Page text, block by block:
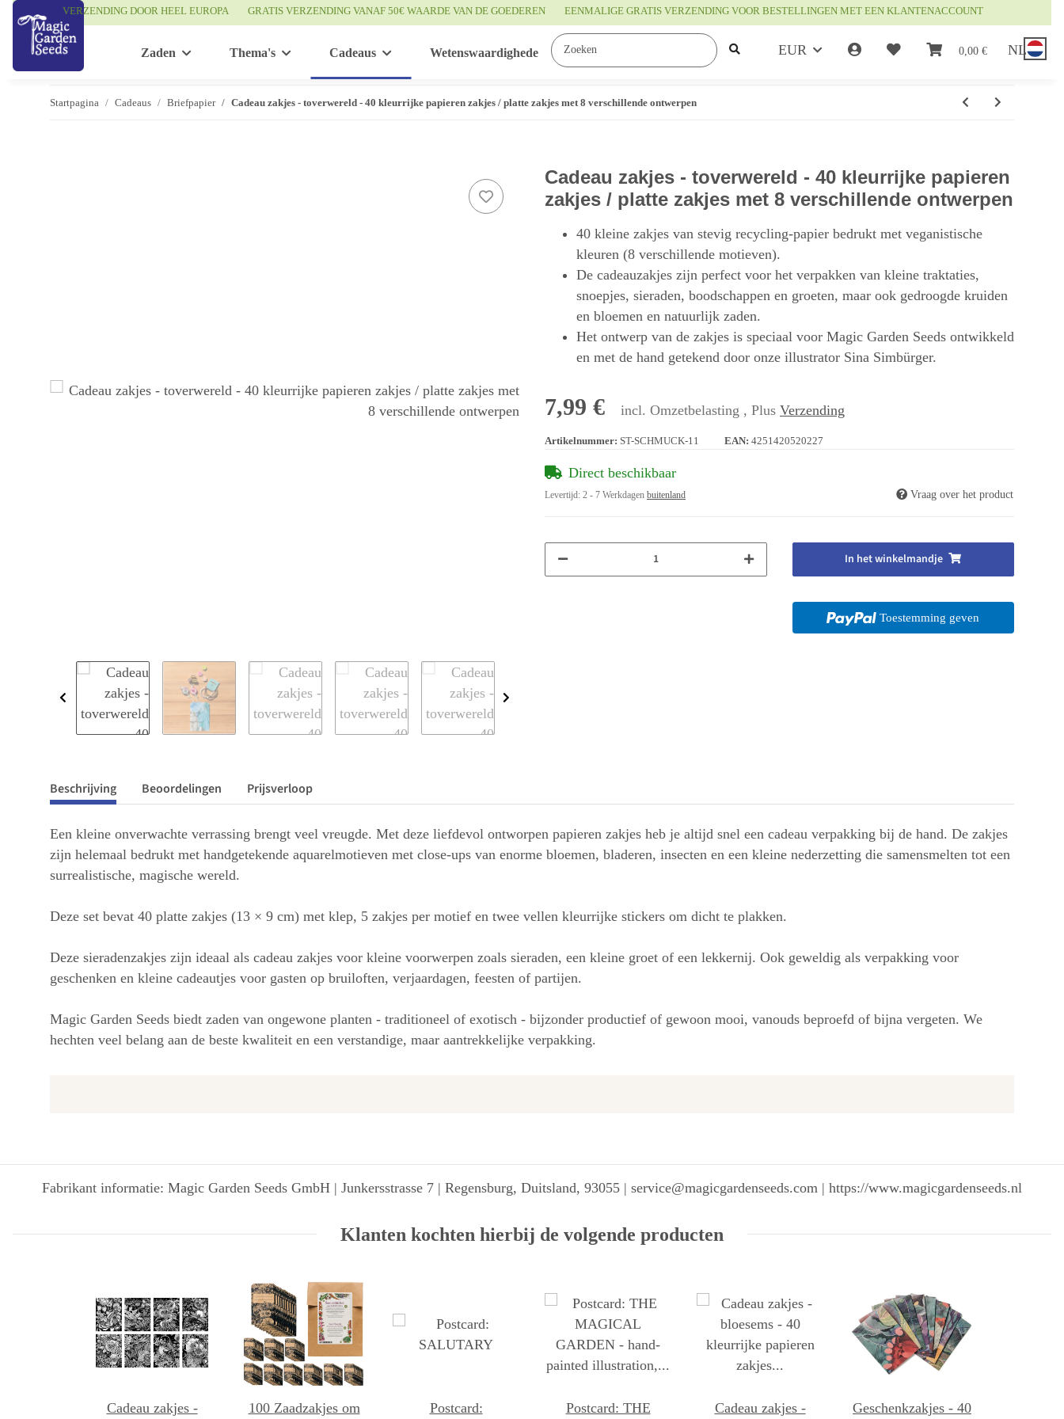
VERZENDING DOOR HEEL EUROPA GRATIS VERZENDING VANAF 50€ WAARDE VAN DE GOEDEREN EENMALIGE GRATIS VERZENDING VOOR BESTELLINGEN MET EEN KLANTENACCOUNT
EUR 0,00 € NL
Zaden Thema's Cadeaus Wetenswaardigheden
Startpagina Cadeaus Briefpapier Cadeau zakjes - toverwereld - 40 kleurrijke papieren zakjes / platte zakjes met 8 verschillende ontwerpen
Cadeau zakjes - toverwereld - 40 kleurrijke papieren
zakjes / platte zakjes met 8 verschillende ontwerpen
40 kleine zakjes van stevig recycling-papier bedrukt met veganistische
kleuren (8 verschillende motieven).
De cadeauzakjes zijn perfect voor het verpakken van kleine traktaties,
snoepjes, sieraden, boodschappen en groeten, maar ook gedroogde kruiden
en bloemen en natuurlijk zaden.
Het ontwerp van de zakjes is speciaal voor Magic Garden Seeds ontwikkeld
en met de hand getekend door onze illustrator Sina Simbürger.
7,99 € incl. Omzetbelasting , Plus Verzending
Artikelnummer: ST-SCHMUCK-11 EAN: 4251420520227
Direct beschikbaar
Levertijd: 2 - 7 Werkdagen buitenland Vraag over het product
In het winkelmandje
Toestemming geven
Beschrijving Beoordelingen Prijsverloop
Een kleine onverwachte verrassing brengt veel vreugde. Met deze liefdevol ontworpen papieren zakjes heb je altijd snel een cadeau verpakking bij de hand. De zakjes
zijn helemaal bedrukt met handgetekende aquarelmotieven met close-ups van enorme bloemen, bladeren, insecten en een kleine nederzetting die samensmelten tot een
surrealistische, magische wereld.
Deze set bevat 40 platte zakjes (13 × 9 cm) met klep, 5 zakjes per motief en twee vellen kleurrijke stickers om dicht te plakken.
Deze sieradenzakjes zijn ideaal als cadeau zakjes voor kleine voorwerpen zoals sieraden, een kleine groet of een lekkernij. Ook geweldig als verpakking voor
geschenken en kleine cadeautjes voor gasten op bruiloften, verjaardagen, feesten of partijen.
Magic Garden Seeds biedt zaden van ongewone planten - traditioneel of exotisch - bijzonder productief of gewoon mooi, vanouds beproefd of bijna vergeten. We
hechten veel belang aan de beste kwaliteit en een verstandige, maar aantrekkelijke verpakking.
Fabrikant informatie: Magic Garden Seeds GmbH | Junkersstrasse 7 | Regensburg, Duitsland, 93055 | service@magicgardenseeds.com | https://www.magicgardenseeds.nl
Klanten kochten hierbij de volgende producten
Cadeau zakjes -
100 Zaadzakjes om
Postcard:
Postcard: THE
Cadeau zakjes -
Geschenkzakjes - 40